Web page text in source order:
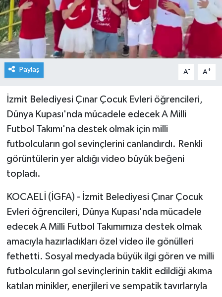
Paylaş A- A+
İzmit Belediyesi Çınar Çocuk Evleri öğrencileri,
Dünya Kupası'nda mücadele edecek A Milli
Futbol Takımı'na destek olmak için milli
futbolcuların gol sevinçlerini canlandırdı. Renkli
görüntülerin yer aldığı video büyük beğeni
topladı.
KOCAELİ (İGFA) - İzmit Belediyesi Çınar Çocuk
Evleri öğrencileri, Dünya Kupası'nda mücadele
edecek A Milli Futbol Takımımıza destek olmak
amacıyla hazırladıkları özel video ile gönülleri
fethetti. Sosyal medyada büyük ilgi gören ve milli
futbolcuların gol sevinçlerinin taklit edildiği akıma
katılan minikler, enerjileri ve sempatik tavırlarıyla